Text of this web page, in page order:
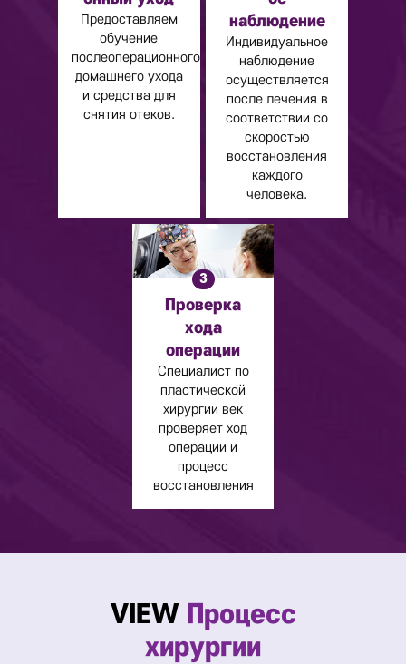
Предоставляем
обучение
послеоперационного
домашнего ухода
и средства для
снятия отеков.
наблюдение
Индивидуальное
наблюдение
осуществляется
после лечения в
соответствии со
скоростью
восстановления
каждого
человека.
3
Проверка
хода
операции
Специалист по
пластической
хирургии век
проверяет ход
операции и
процесс
восстановления
VIEW Процесс
хирургии